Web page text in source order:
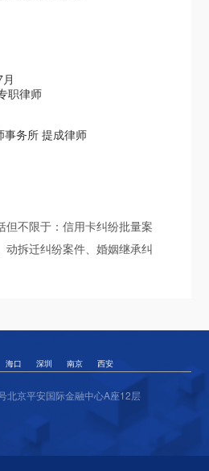
职律师
事务所 提成律师
但不限于：信用卡纠纷批量案
动拆迁纠纷案件、婚姻继承纠
海口 深圳 南京 西安
北京平安国际金融中心A座12层